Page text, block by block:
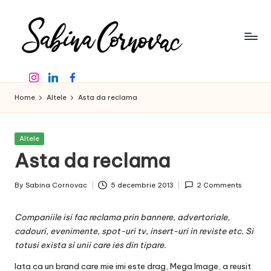
content
a
b
in
a
C
o
r
n
o
creator
de
16
-
InstagramLinkedinFacebook
Home Altele Asta da reclama
Posted
Altele
Asta da reclama
Posted
By Sabina Cornovac 5 decembrie 2013 2 Comments
Companiile isi fac reclama prin bannere, advertoriale,
cadouri, evenimente, spot-uri tv, insert-uri in reviste etc. Si
totusi exista si unii care ies din tipare.
Iata ca un brand care mie imi este drag, Mega Image, a reusit